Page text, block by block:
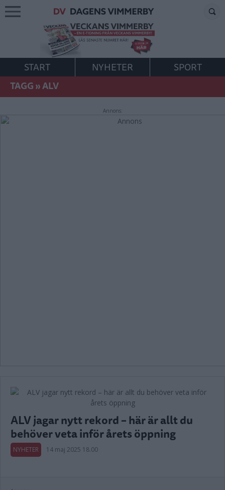
START NYHETER
SPORT
TAGG»ALV
Annons:
ALV jagar nytt rekord – här är allt du
behöver veta inför årets öppning
NYHETER 14 maj 2025 18.00